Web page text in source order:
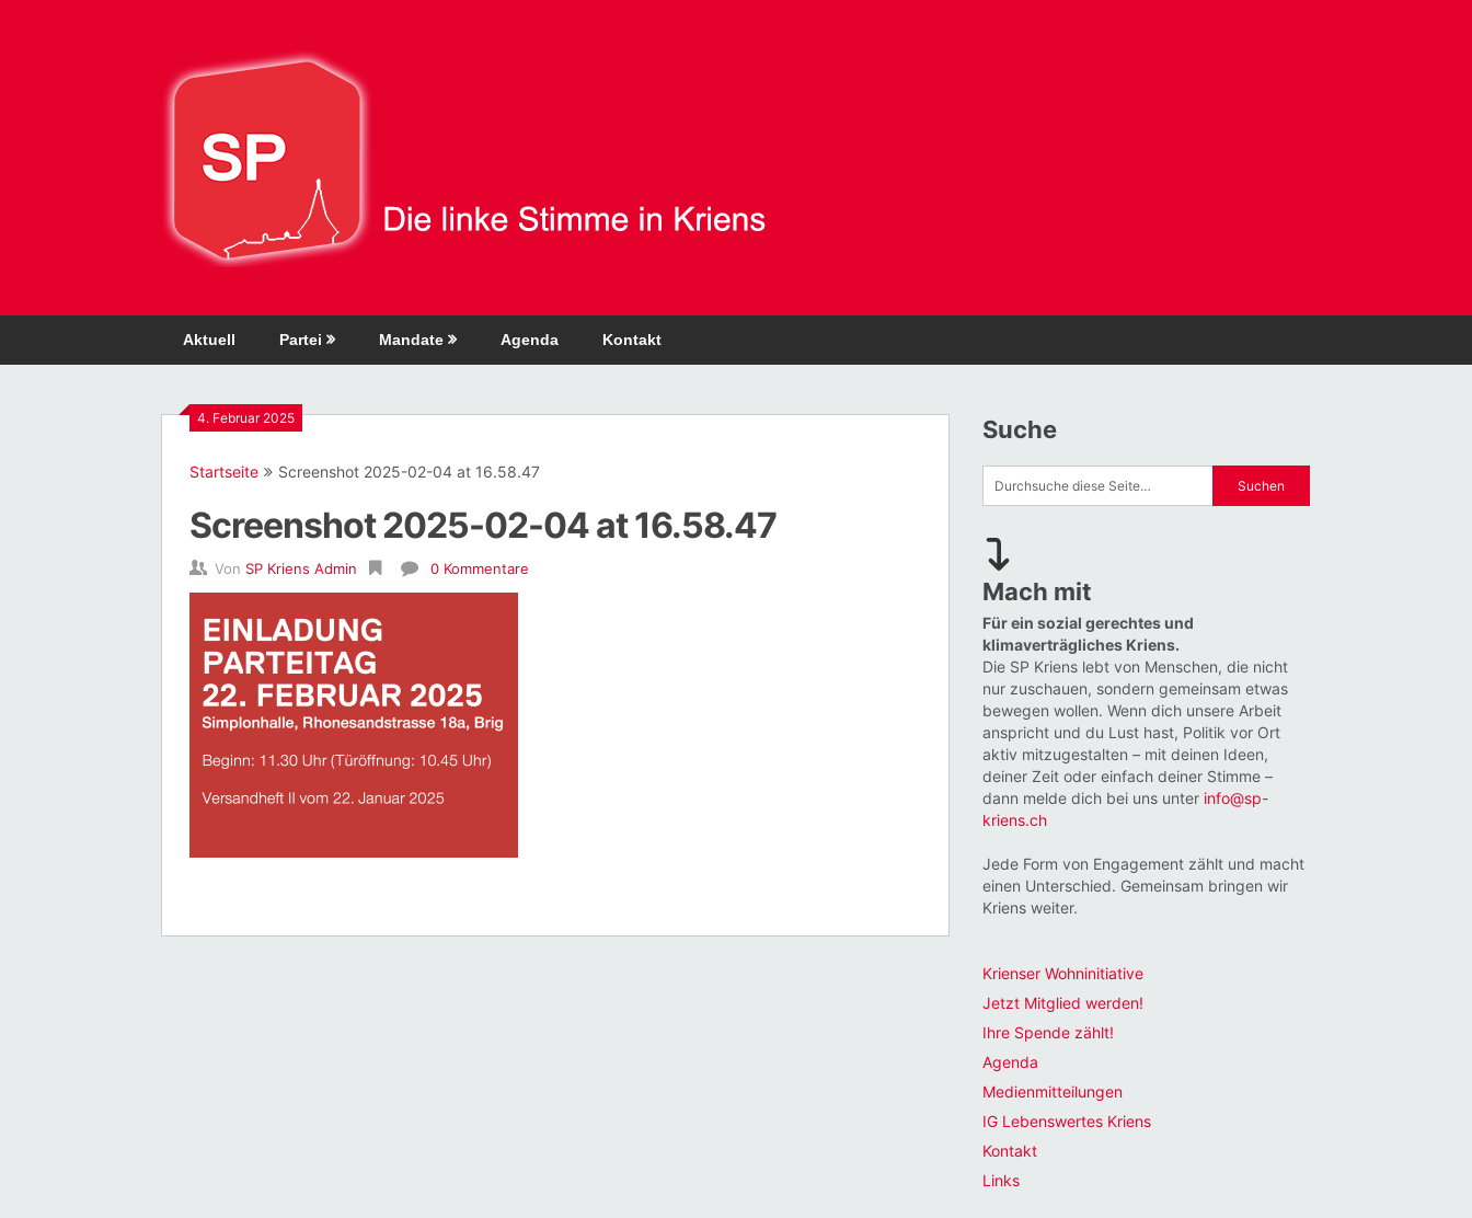
Aktuell Partei Mandate Agenda Kontakt
4. Februar 2025
Startseite Screenshot 2025-02-04 at 16.58.47
Screenshot 2025-02-04 at 16.58.47
Von SP Kriens Admin 0 Kommentare
Suche
Mach mit
Für ein sozial gerechtes und
klimaverträgliches Kriens.
Die SP Kriens lebt von Menschen, die nicht
nur zuschauen, sondern gemeinsam etwas
bewegen wollen. Wenn dich unsere Arbeit
anspricht und du Lust hast, Politik vor Ort
aktiv mitzugestalten – mit deinen Ideen,
deiner Zeit oder einfach deiner Stimme –
dann melde dich bei uns unter info@sp-
kriens.ch
Jede Form von Engagement zählt und macht
einen Unterschied. Gemeinsam bringen wir
Kriens weiter.
Krienser Wohninitiative
Jetzt Mitglied werden!
Ihre Spende zählt!
Agenda
Medienmitteilungen
IG Lebenswertes Kriens
Kontakt
Links